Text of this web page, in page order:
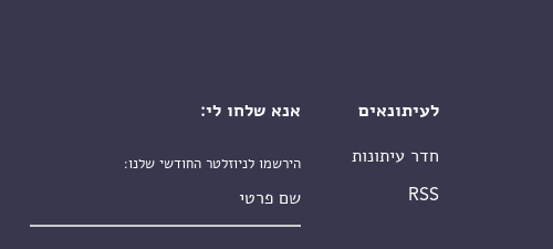
לעיתונאים
חדר עיתונות
RSS
אנא שלחו לי:
הירשמו לניוזלטר החודשי שלנו: